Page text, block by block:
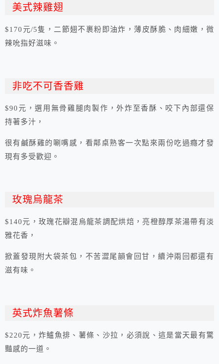
美式辣雞翅
$170元/5隻，二節翅不裹粉即油炸，薄皮酥脆、肉細嫩，微
辣吮指好滋味。
非吃不可香香雞
$90元，選用無骨雞腿肉製作，外炸至香酥、咬下內部還保
持著多汁，
很有鹹酥雞的唰嘴感，看鄰桌熟客一次點來兩份吃過癮才發
現有多受歡迎。
玫瑰烏龍茶
$140元，玫瑰花瓣混烏龍茶調配烘焙，亮橙醇厚茶湯帶有淡
雅花香，
掀蓋發現附大袋茶包，不苦澀尾韻會回甘，續沖兩回都還有
滋有味。
英式炸魚薯條
$220元，炸鱸魚排、薯條、沙拉，必須說、這是當天最有驚
豔感的一道。